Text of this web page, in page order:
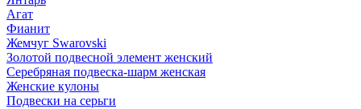
Агат
Фианит
Жемчуг Swarovski
Золотой подвесной элемент женcкий
Серебряная подвеска-шарм женская
Женские кулоны
Подвески на серьги